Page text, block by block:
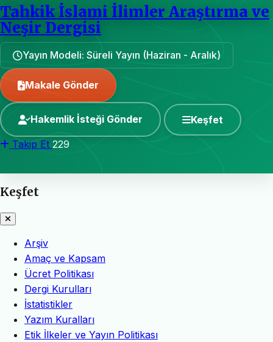
Tahkik İslami İlimler Araştırma ve
Neşir Dergisi
Yayın Modeli: Süreli Yayın (Haziran - Aralık)
Makale Gönder
Hakemlik İsteği Gönder Keşfet
Takip Et 229
Keşfet
Arşiv
Amaç ve Kapsam
Ücret Politikası
Dergi Kurulları
İstatistikler
Yazım Kuralları
Etik İlkeler ve Yayın Politikası